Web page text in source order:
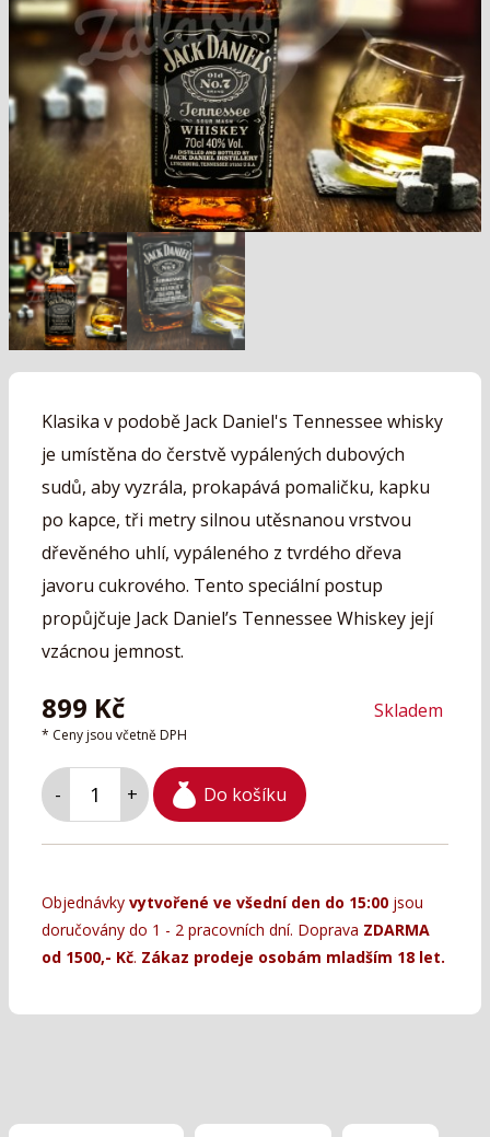
Klasika v podobě Jack Daniel's Tennessee whisky
je umístěna do čerstvě vypálených dubových
sudů, aby vyzrála, prokapává pomaličku, kapku
po kapce, tři metry silnou utěsnanou vrstvou
dřevěného uhlí, vypáleného z tvrdého dřeva
javoru cukrového. Tento speciální postup
propůjčuje Jack Daniel’s Tennessee Whiskey její
vzácnou jemnost.
899 Kč
* Ceny jsou včetně DPH
Skladem
- + Do košíku
Objednávky vytvořené ve všední den do 15:00 jsou
doručovány do 1 - 2 pracovních dní. Doprava ZDARMA
od 1500,- Kč. Zákaz prodeje osobám mladším 18 let.